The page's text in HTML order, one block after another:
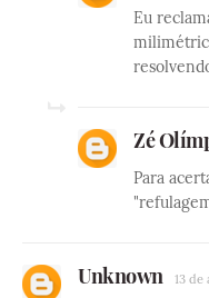
Eu
Zé
Para
Unknown 13 de